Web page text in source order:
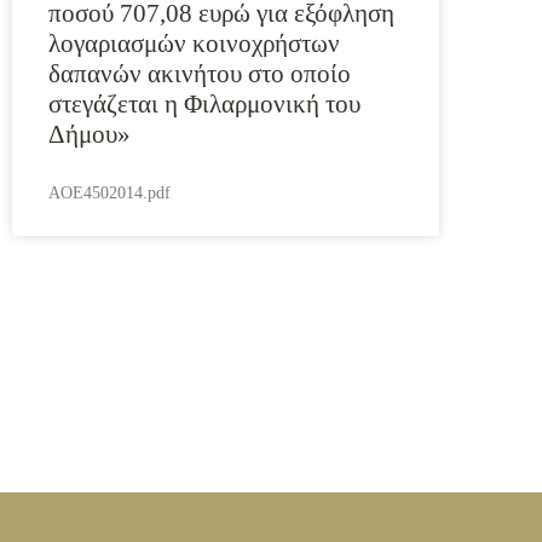
ποσού 707,08 ευρώ για εξόφληση
λογαριασμών κοινοχρήστων
δαπανών ακινήτου στο οποίο
στεγάζεται η Φιλαρμονική του
Δήμου»
AOE4502014.pdf